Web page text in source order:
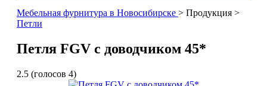
Мебельная фурнитура в Новосибирске > Продукция >
Петли
Петля FGV с доводчиком 45*
2.5 (голосов 4)